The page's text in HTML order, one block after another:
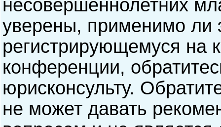
несовершеннолетних
уверены, применимо ли
регистрирующемуся на
конференции,
юрисконсульту.
не может давать